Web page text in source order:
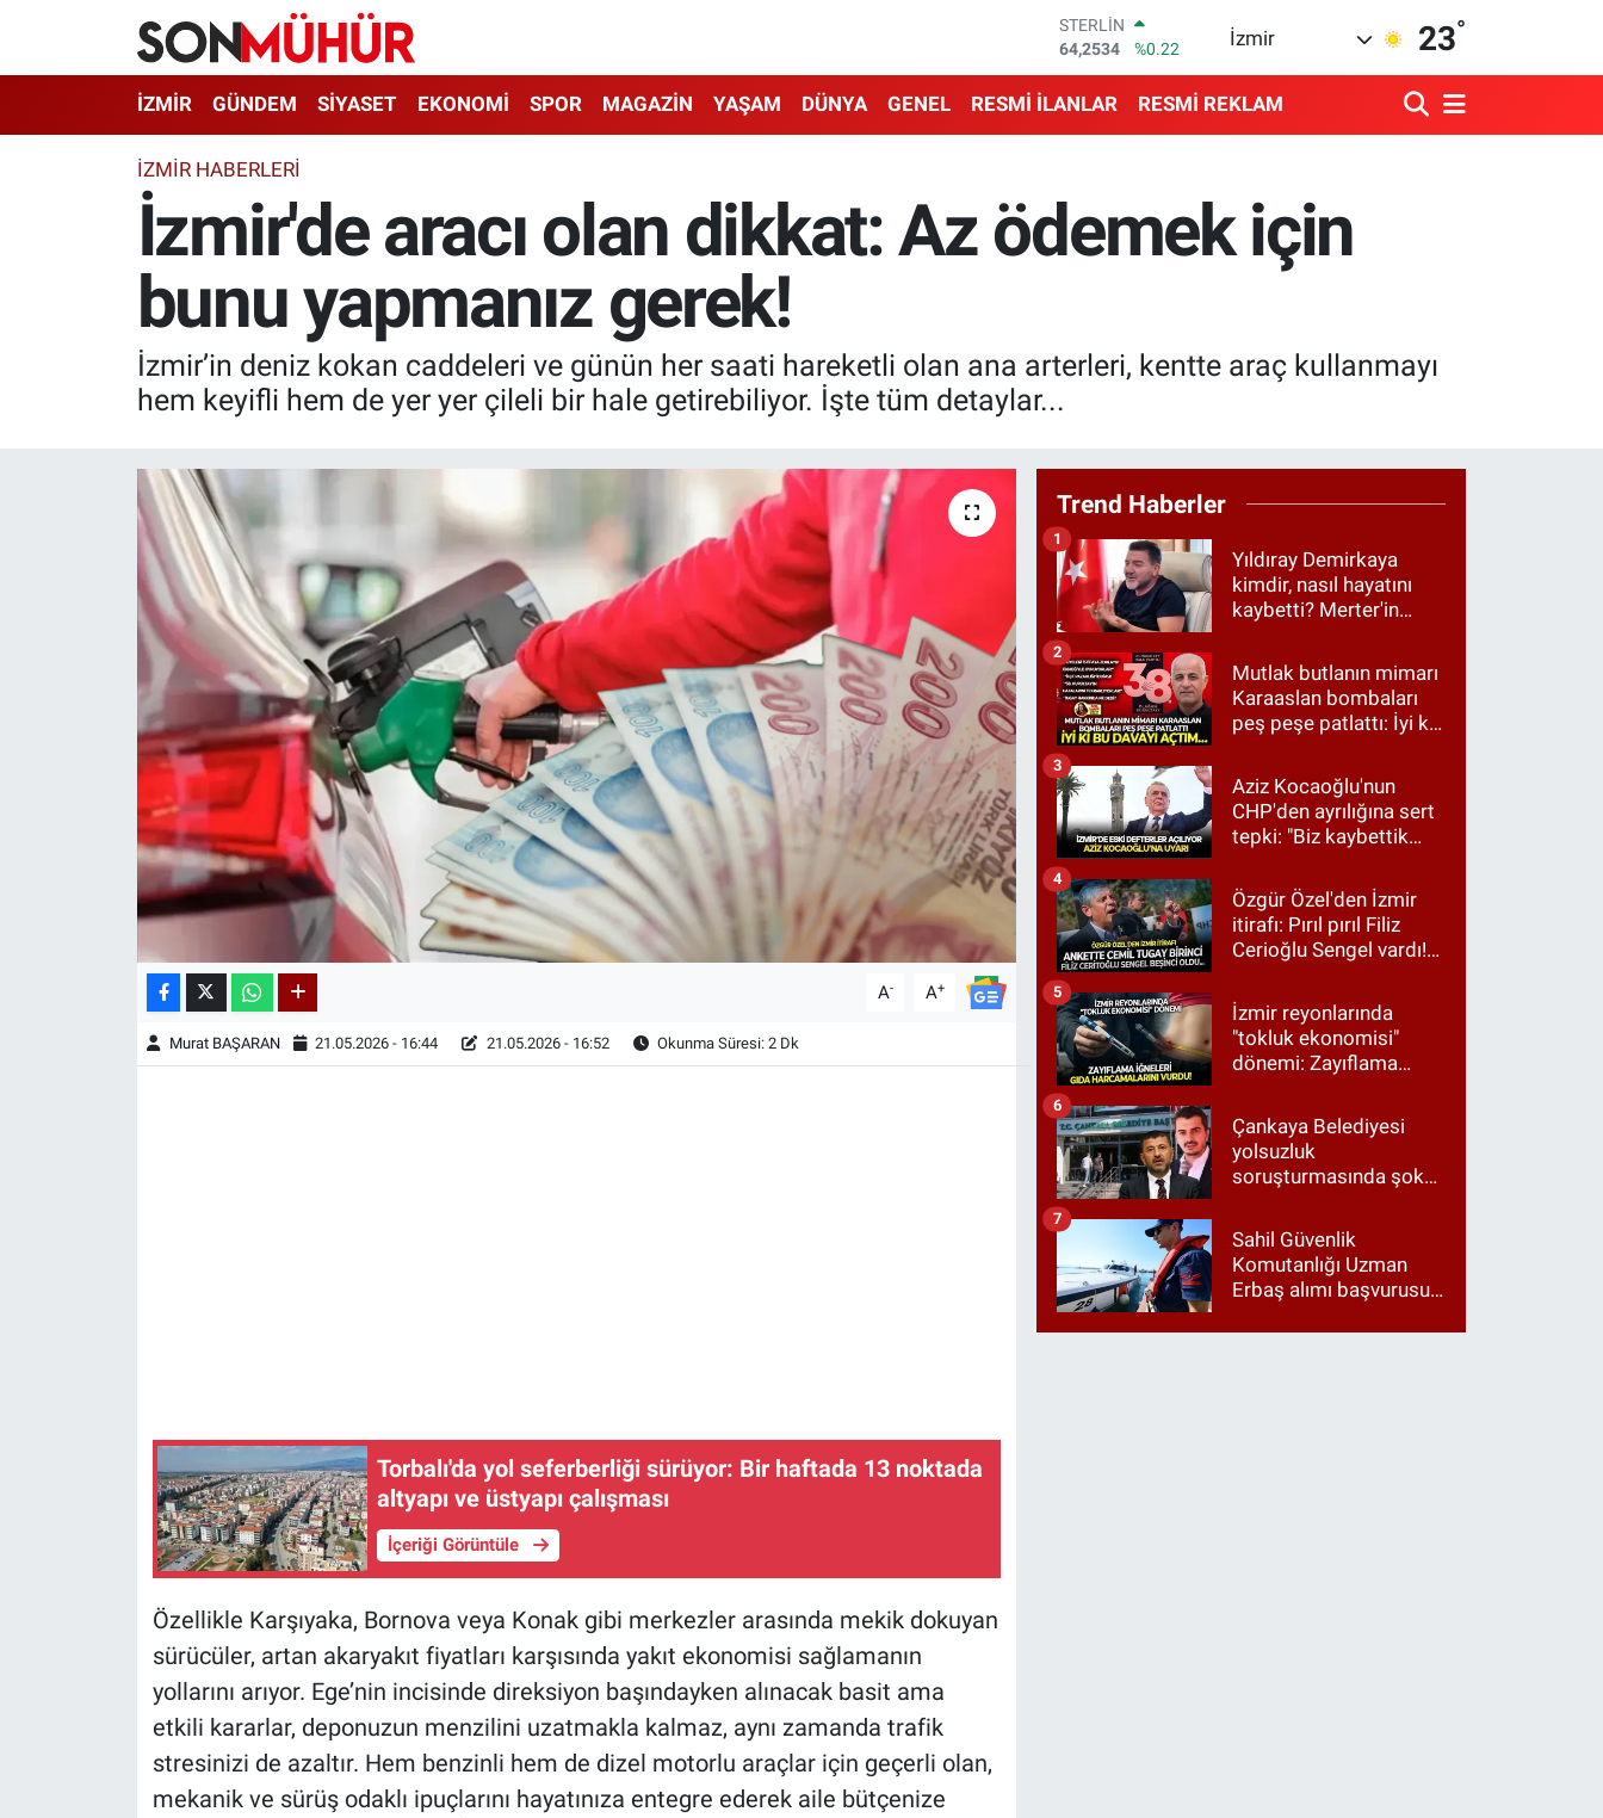
GRAM ALTIN
6527.85
%0.54
BİST100
13.703
%0
EURO
55,1336
%0.18
İzmir 23°
İZMİR GÜNDEM SİYASET EKONOMİ SPOR MAGAZİN YAŞAM DÜNYA GENEL RESMİ İLANLAR RESMİ REKLAM
İZMIR HABERLERI
İzmir'de aracı olan dikkat: Az ödemek için
bunu yapmanız gerek!
İzmir’in deniz kokan caddeleri ve günün her saati hareketli olan ana arterleri, kentte araç kullanmayı
hem keyifli hem de yer yer çileli bir hale getirebiliyor. İşte tüm detaylar...
A- A+
Murat BAŞARAN 21.05.2026 - 16:44 21.05.2026 - 16:52 Okunma Süresi: 2 Dk
Torbalı'da yol seferberliği sürüyor: Bir haftada 13 noktada
altyapı ve üstyapı çalışması
İçeriği Görüntüle
Özellikle Karşıyaka, Bornova veya Konak gibi merkezler arasında mekik dokuyan
sürücüler, artan akaryakıt fiyatları karşısında yakıt ekonomisi sağlamanın
yollarını arıyor. Ege’nin incisinde direksiyon başındayken alınacak basit ama
etkili kararlar, deponuzun menzilini uzatmakla kalmaz, aynı zamanda trafik
stresinizi de azaltır. Hem benzinli hem de dizel motorlu araçlar için geçerli olan,
mekanik ve sürüş odaklı ipuçlarını hayatınıza entegre ederek aile bütçenize
Trend Haberler
Yıldıray Demirkaya
kimdir, nasıl hayatını
kaybetti? Merter'in
mesajı
1
Mutlak butlanın mimarı
Karaaslan bombaları
peş peşe patlattı: İyi ki
2
Aziz Kocaoğlu'nun
CHP'den ayrılığına sert
tepki: "Biz kaybettik
etmedik"
3
Özgür Özel'den İzmir
itirafı: Pırıl pırıl Filiz
Cerioğlu Sengel vardı!
Tugay birinci çıktı
4
İzmir reyonlarında
"tokluk ekonomisi"
dönemi: Zayıflama
harcamalarını vurdu!
5
Çankaya Belediyesi
yolsuzluk
soruşturmasında şok
Ağbaba yönetiyordu..."
6
Sahil Güvenlik
Komutanlığı Uzman
Erbaş alımı başvurusu
başvuru şartları neler?
7
İzmir Nöbetçi Eczaneler
İzmir Hava Durumu
İzmir Namaz Vakitleri
İzmir Trafik Yoğunluk Haritası
Süper Lig Puan Durumu ve Fikstür
Tüm Manşetler
Haber Arşivi